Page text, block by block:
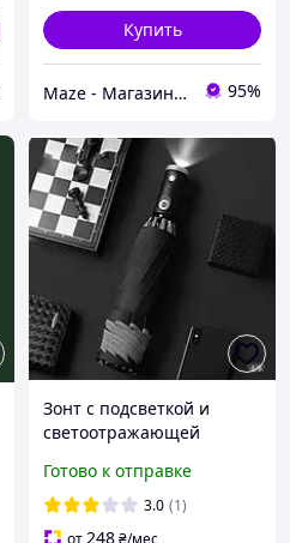
Купить
Maze - Магазин качественных мобильных аксессуаров 95%
Зонт с подсветкой и
светоотражающей
105 см черный
Готово к отправке
3.0 (1)
248